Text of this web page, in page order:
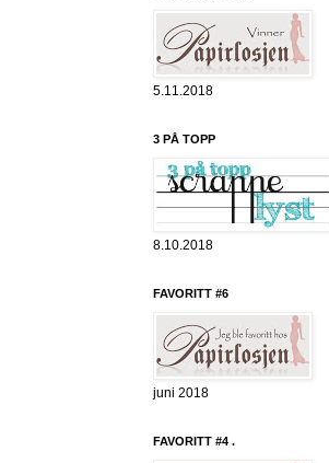
5.11.2018
3 PÅ TOPP
8.10.2018
FAVORITT #6
juni 2018
FAVORITT #4 .